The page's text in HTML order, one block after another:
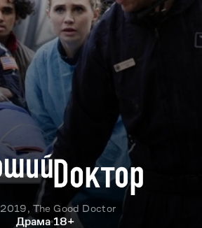
2019, The Good Doctor
Драма 18+